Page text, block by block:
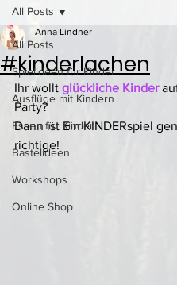
All Posts
Spielideen für Kinder
Ausflüge mit Kindern
Essen für Kinder
Bastelideen
Workshops
Online Shop
All Posts
#kinderlachen
Anna Lindner
Ihr wollt glückliche Kinder
Party?
Dann ist Ein KINDERspiel
richtige!